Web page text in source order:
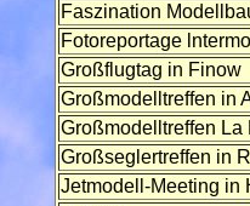
Faszination
Fotoreportage
Großflugtag in Finow
Großmodelltreffen in
Großmodelltreffen La
Großseglertreffen in
Jetmodell-Meeting in